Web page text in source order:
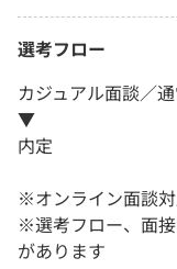
選考フロー
カジュアル面談／
▼
内定
※オンライン面談
※選考フロー、面
があります